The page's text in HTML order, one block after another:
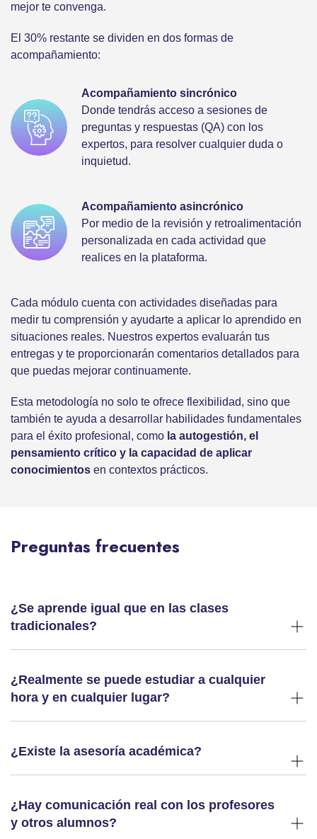
mejor te convenga.
El 30% restante se dividen en dos formas de
acompañamiento:
Acompañamiento sincrónico
Donde tendrás acceso a sesiones de
preguntas y respuestas (QA) con los
expertos, para resolver cualquier duda o
inquietud.
Acompañamiento asincrónico
Por medio de la revisión y retroalimentación
personalizada en cada actividad que
realices en la plataforma.
Cada módulo cuenta con actividades diseñadas para
medir tu comprensión y ayudarte a aplicar lo aprendido en
situaciones reales. Nuestros expertos evaluarán tus
entregas y te proporcionarán comentarios detallados para
que puedas mejorar continuamente.
Esta metodología no solo te ofrece flexibilidad, sino que
también te ayuda a desarrollar habilidades fundamentales
para el éxito profesional, como la autogestión, el
pensamiento crítico y la capacidad de aplicar
conocimientos en contextos prácticos.
Preguntas frecuentes
¿Se aprende igual que en las clases
tradicionales?
¿Realmente se puede estudiar a cualquier
hora y en cualquier lugar?
¿Existe la asesoría académica?
¿Hay comunicación real con los profesores
y otros alumnos?